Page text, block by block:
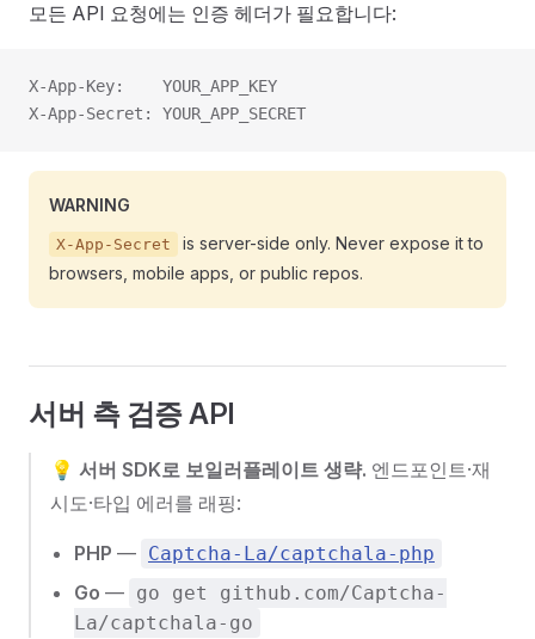
모든 API 요청에는 인증 헤더가 필요합니다:
X-App-Key:    YOUR_APP_KEY
X-App-Secret: YOUR_APP_SECRET
WARNING
X-App-Secret
is server-side only. Never expose it to
browsers, mobile apps, or public repos.
서버 측 검증 API
💡 서버 SDK로 보일러플레이트 생략. 엔드포인트·재
시도·타입 에러를 래핑:
PHP — Captcha-La/captchala-php
Go — go get github.com/Captcha-
La/captchala-go